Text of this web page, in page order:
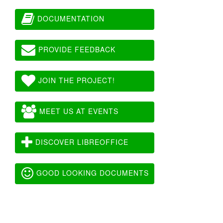
DOCUMENTATION
PROVIDE FEEDBACK
JOIN THE PROJECT!
MEET US AT EVENTS
DISCOVER LIBREOFFICE
GOOD LOOKING DOCUMENTS